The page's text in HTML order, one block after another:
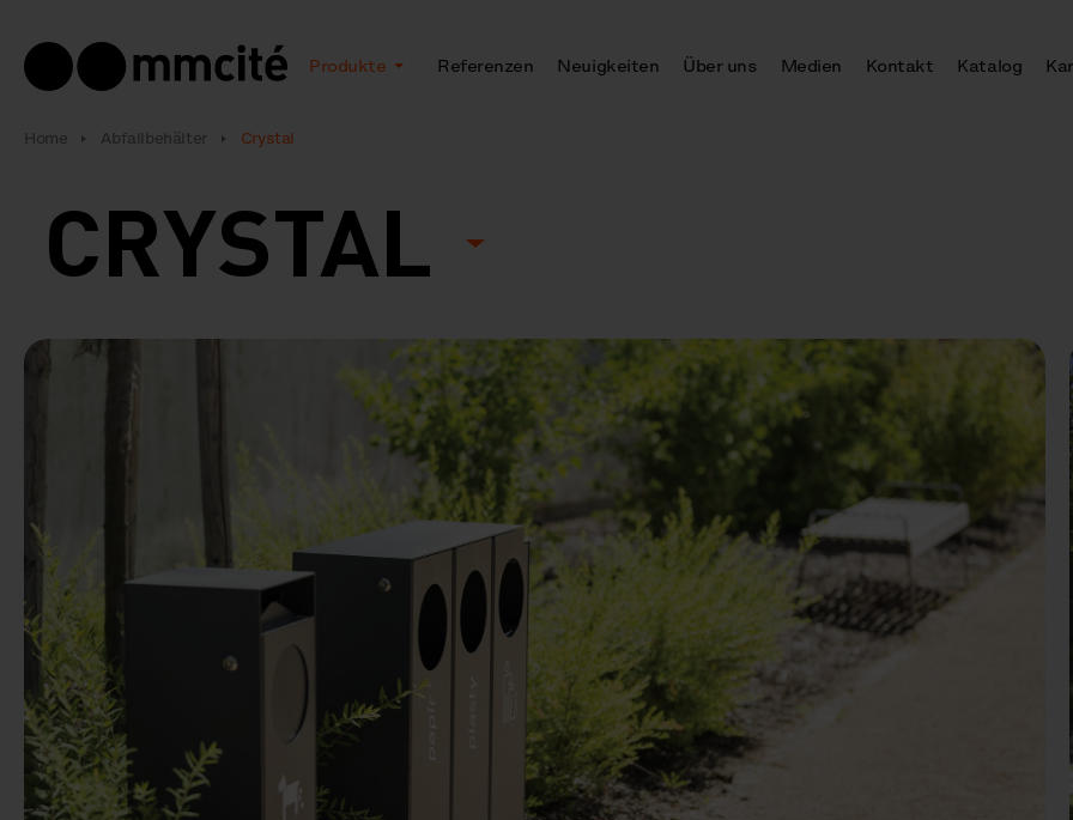
Produkte Referenzen Neuigkeiten Über uns Medien Kontakt Katalog
Home Abfallbehälter Crystal
CRYSTAL